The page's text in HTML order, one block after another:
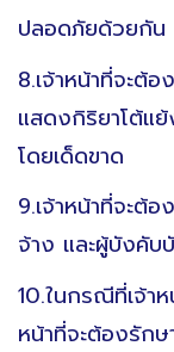
ปลอดภัยด้วยกัน
8.เจ้าหน้าที่จะต้
แสดงกิริยาโต้แ
โดยเด็ดขาด
9.เจ้าหน้าที่จะต้
จ้าง และผู้บังคับ
10.ในกรณีที่เจ้า
หน้าที่จะต้องรัก